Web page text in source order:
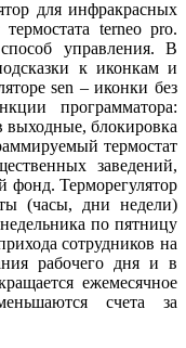
для инфракрасных
terneo pro.
управления. В
к иконкам и
sen – иконки без
программатора:
выходные, блокировка
термостат
заведений,
фонд. Терморегулятор
(часы, дни недели)
по пятницу
сотрудников на
рабочего дня и в
ежемесячное
счета за